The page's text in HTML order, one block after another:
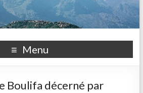
Menu
Boulifa décerné par